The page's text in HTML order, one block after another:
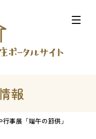
報
事展「端午の節供」